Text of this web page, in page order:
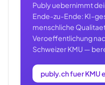
Publy uebernimmt
Ende-zu-Ende: KI-
menschliche
Veroeffentlichung
Schweizer KMU —
publy.ch fuer KMU